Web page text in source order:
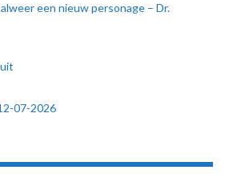
een nieuw personage – Dr.
07-2026